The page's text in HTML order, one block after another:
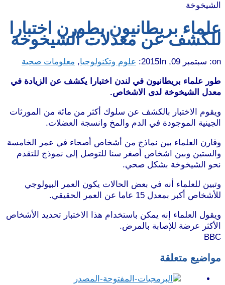
الشيخوخة
علماء بريطانيون يطورن اختبارا
للكشف عن معدلات الشيخوخة
on: سبتمبر 09, 2015 In: علوم وتكنولوجيا, معلومات صحية
طور علماء بريطانيون في لندن اختبارا يكشف عن الزيادة في
معدل الشيخوخة لدى الاشخاص.
ويقوم الاختبار بالكشف عن سلوك أكثر من مائة من المورثات
الجينية الموجودة في الدم والمخ وانسجة العضلات.
وقارن العلماء بين نماذج من أشخاص أصحاء في عمر الخامسة
والستين وبين اشخاص أصغر سنا للتوصل إلى نموذج للتقدم
نحو الشيخوخة بشكل صحي.
وتبين للعلماء أنه في بعض الحالات يكون العمر البيولوجي
للأشخاص أكبر بمعدل 15 عاما عن العمر الحقيقي.
ويقول العلماء إنه يمكن باستخدام هذا الاختبار تحديد الأشخاص
الأكثر عرضة للإصابة بالمرض.
BBC
مواضيع متعلقة